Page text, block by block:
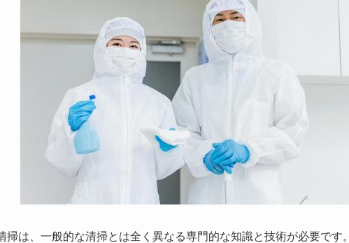
掃は、一般的な清掃とは全く異なる専門的な知識と技術が必要です。